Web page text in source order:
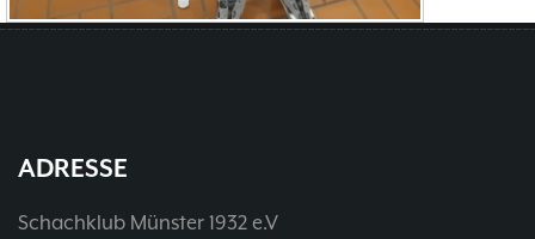
ADRESSE
Schachklub Münster 1932 e.V